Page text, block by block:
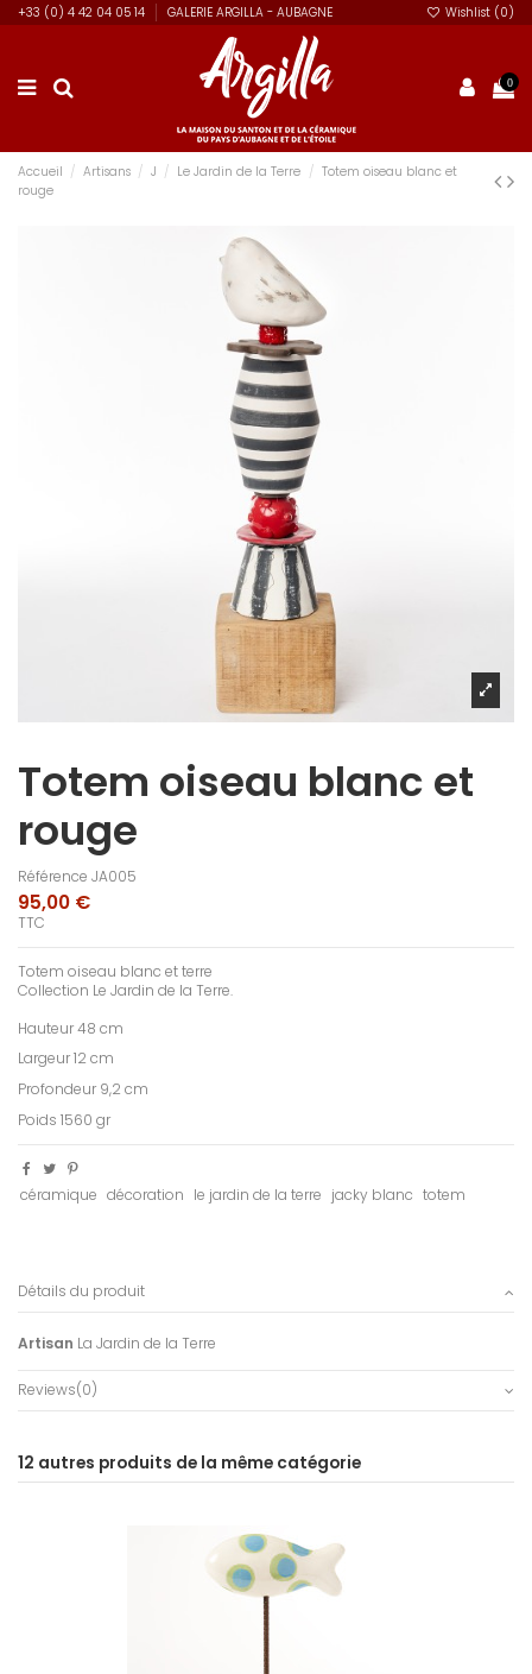
+33 (0) 4 42 04 05 14 GALERIE ARGILLA - AUBAGNE Wishlist (0)
0
Accueil Artisans J Le Jardin de la Terre
Totem oiseau blanc et
rouge
Totem oiseau blanc et
rouge
Référence JA005
95,00 €
TTC
Totem oiseau blanc et terre
Collection Le Jardin de la Terre.
Hauteur 48 cm
Largeur 12 cm
Profondeur 9,2 cm
Poids 1560 gr
céramique décoration le jardin de la terre jacky blanc totem
Détails du produit
Artisan La Jardin de la Terre
Reviews(0)
12 autres produits de la même catégorie